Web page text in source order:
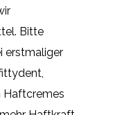
Bitte
erstmaliger
Haftcremes